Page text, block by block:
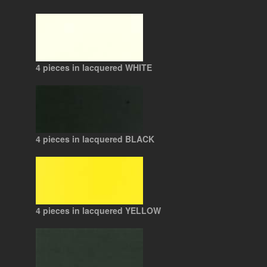
4 pieces in lacquered WHITE
4 pieces in lacquered BLACK
4 pieces in lacquered YELLOW